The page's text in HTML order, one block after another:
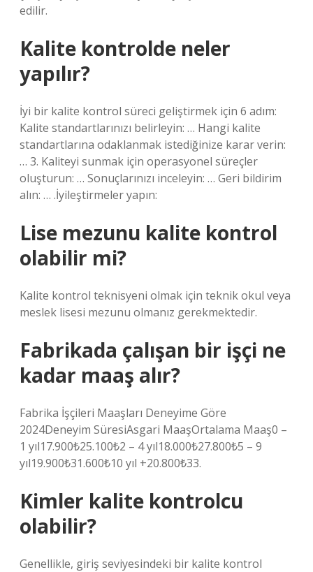
edilir.
Kalite kontrolde neler
yapılır?
İyi bir kalite kontrol süreci geliştirmek için 6 adım:
Kalite standartlarınızı belirleyin: … Hangi kalite
standartlarına odaklanmak istediğinize karar verin:
… 3. Kaliteyi sunmak için operasyonel süreçler
oluşturun: … Sonuçlarınızı inceleyin: … Geri bildirim
alın: … .İyileştirmeler yapın:
Lise mezunu kalite kontrol
olabilir mi?
Kalite kontrol teknisyeni olmak için teknik okul veya
meslek lisesi mezunu olmanız gerekmektedir.
Fabrikada çalışan bir işçi ne
kadar maaş alır?
Fabrika İşçileri Maaşları Deneyime Göre
2024Deneyim SüresiAsgari MaaşOrtalama Maaş0 –
1 yıl17.900₺25.100₺2 – 4 yıl18.000₺27.800₺5 – 9
yıl19.900₺31.600₺10 yıl +20.800₺33.
Kimler kalite kontrolcu
olabilir?
Genellikle, giriş seviyesindeki bir kalite kontrol